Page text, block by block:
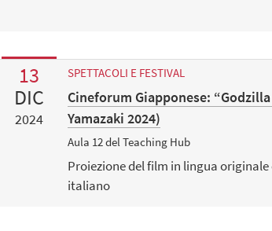
13
DIC
2024
SPETTACOLI E FESTIVAL
Cineforum Giapponese:
Yamazaki 2024)
Aula 12 del Teaching Hub
Proiezione del film in lingua
italiano